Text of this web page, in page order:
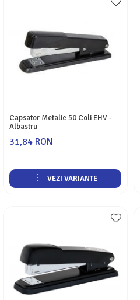
Capsator Metalic 50 Coli EHV -
Albastru
31,84 RON
VEZI VARIANTE